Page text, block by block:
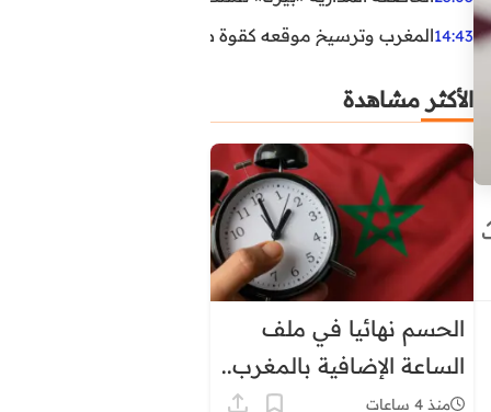
14:43المغرب وترسيخ موقعه كقوة طاقية إقليمية
الأكثر مشاهدة
الحسم نهائيا في ملف
الساعة الإضافية بالمغرب..
هذا موعد العودة إلى
منذ 4 ساعات